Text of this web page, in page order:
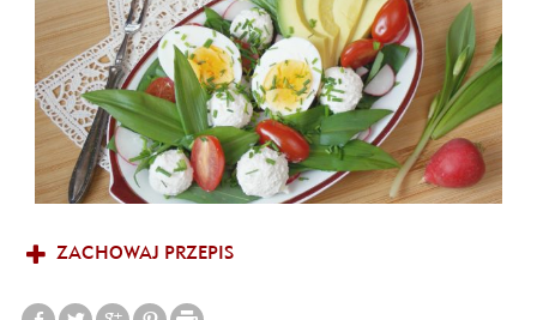
zarazem bardzo zdrowa i pożywna. Łagodny, słodkawy i lekko
czosnkowy aromat liści czosnku niedźwiedziego nadaje sałatce
niezwykłej świeżości. Talerz pełen wiosennych rozmaitości,
który świetnie sprawdzi się nie tylko na wielkanocnym stole.
Bardzo gorąco Wam polecam!
ZACHOWAJ PRZEPIS